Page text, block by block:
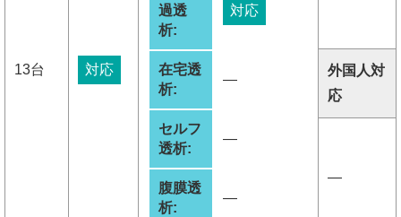
13台 対応
過透
析:
対応
在宅透
析:
―
セルフ
透析:
―
腹膜透
析:
―
外国人対
応
―